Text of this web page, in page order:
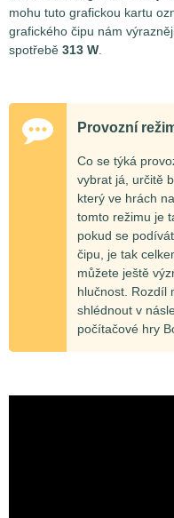
mohu tuto grafickou kartu
grafického čipu nám
spotřebě 313 W
Provozní
Co se týká
vybrat já, určitě
který ve hrách
tomto režimu je
pokud se
čipu, je tak
můžete ještě
hlučnost. Rozdíl
shlédnout v
počítačové hry